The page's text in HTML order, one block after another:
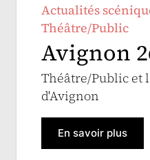
Actualités
Théâtre/Public
Avignon
Théâtre/Public et
d'Avignon
En savoir plus